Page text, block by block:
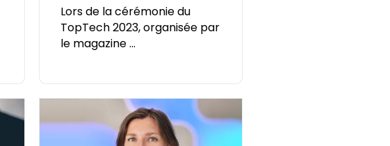
Lors de la cérémonie du
TopTech 2023, organisée par
le magazine ...